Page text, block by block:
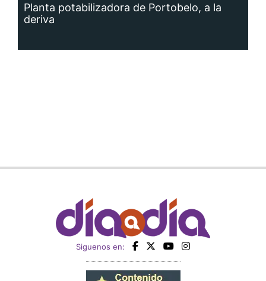
Planta potabilizadora de Portobelo, a la
deriva
Siguenos en: